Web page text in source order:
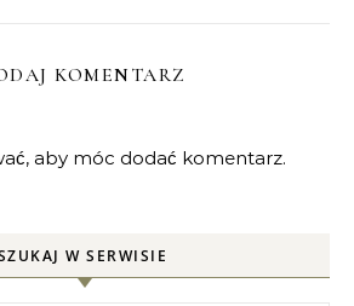
KOMENTARZ
, aby móc dodać komentarz.
W SERWISIE